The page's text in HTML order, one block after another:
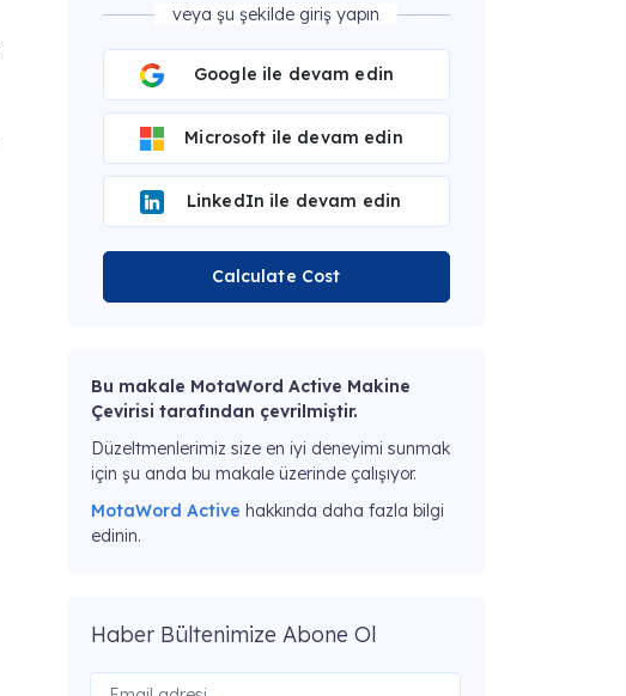
veya şu şekilde giriş yapın
Google ile devam edin
Microsoft ile devam edin
LinkedIn ile devam edin
Calculate Cost
Bu makale MotaWord Active Makine
Çevirisi tarafından çevrilmiştir.
Düzeltmenlerimiz size en iyi deneyimi sunmak
için şu anda bu makale üzerinde çalışıyor.
MotaWord Active hakkında daha fazla bilgi
edinin.
Haber Bültenimize Abone Ol